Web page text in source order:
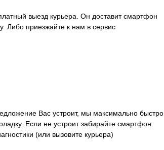
выезд курьера. Он доставит смартфон
Либо приезжайте к нам в сервис
Вас устроит, мы максимально быстро
Если не устроит забирайте смартфон
(или вызовите курьера)